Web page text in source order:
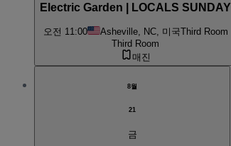
Electric Garden | LOCALS SUNDAY
오전 11:00 Asheville, NC, 미국Third Room
Third Room
매진
8월
21
금